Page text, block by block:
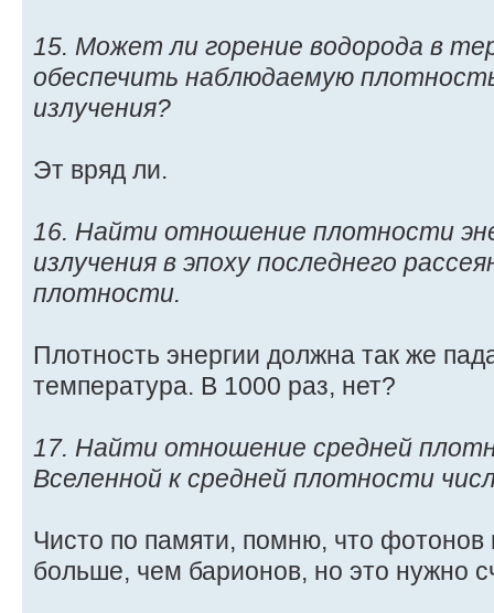
15. Может ли горение водорода в
обеспечить наблюдаемую
излучения?
Эт вряд ли.
16. Найти отношение плотности
излучения в эпоху последнего
плотности.
Плотность энергии должна так же
температура. В 1000 раз, нет?
17. Найти отношение средней
Вселенной к средней плотности
Чисто по памяти, помню, что фотонов
больше, чем барионов, но это нужно